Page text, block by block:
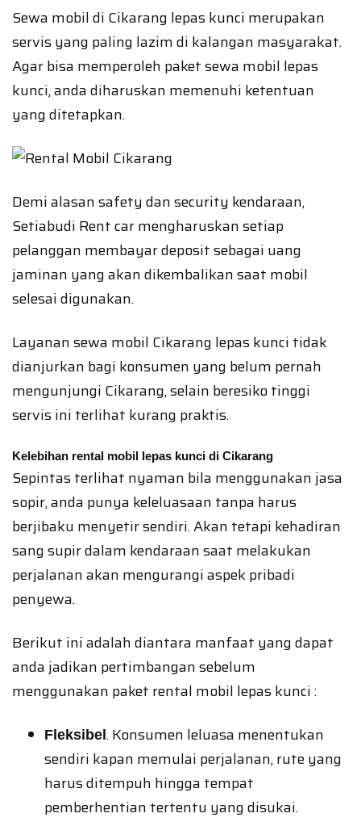
Sewa mobil di Cikarang lepas kunci merupakan
servis yang paling lazim di kalangan masyarakat.
Agar bisa memperoleh paket sewa mobil lepas
kunci, anda diharuskan memenuhi ketentuan
yang ditetapkan.
Demi alasan safety dan security kendaraan,
Setiabudi Rent car mengharuskan setiap
pelanggan membayar deposit sebagai uang
jaminan yang akan dikembalikan saat mobil
selesai digunakan.
Layanan sewa mobil Cikarang lepas kunci tidak
dianjurkan bagi konsumen yang belum pernah
mengunjungi Cikarang, selain beresiko tinggi
servis ini terlihat kurang praktis.
Kelebihan rental mobil lepas kunci di Cikarang
Sepintas terlihat nyaman bila menggunakan jasa
sopir, anda punya keleluasaan tanpa harus
berjibaku menyetir sendiri. Akan tetapi kehadiran
sang supir dalam kendaraan saat melakukan
perjalanan akan mengurangi aspek pribadi
penyewa.
Berikut ini adalah diantara manfaat yang dapat
anda jadikan pertimbangan sebelum
menggunakan paket rental mobil lepas kunci :
Fleksibel . Konsumen leluasa menentukan
sendiri kapan memulai perjalanan, rute yang
harus ditempuh hingga tempat
pemberhentian tertentu yang disukai.